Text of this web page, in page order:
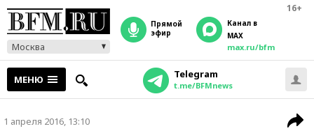
16+
Москва
прямой
эфир
Канал в
MAX
max.ru/bfm
МЕНЮ Telegram
t.me/BFMnews
1 апреля 2016, 13:10